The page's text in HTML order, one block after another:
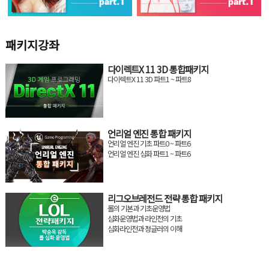
패키지강좌
다이렉트X 11 3D 통합패키지
다이렉트X 11 3D 파트1 ~ 파트8
언리얼 엔진 통합 패키지
언리얼 엔진 기초 파트0 ~ 파트6
언리얼 엔진 심화 파트1 ~ 파트6
리그오브레전드 전략 통합 패키지
롤의 기본과 기초운영법
심화운영법과 라인전의 기초
심화라인전과 정글러의 이해